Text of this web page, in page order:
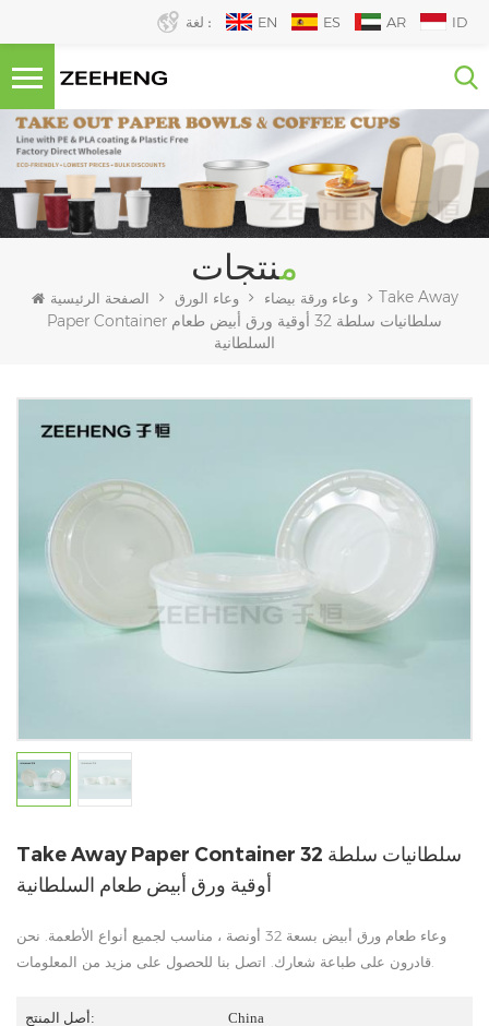
لغة : EN ES AR ID
منتجات
الصفحة الرئيسية وعاء الورق وعاء ورقة بيضاء
Take Away
Paper Container سلطانيات سلطة 32 أوقية ورق أبيض طعام
السلطانية
Take Away Paper Container سلطانيات سلطة 32
أوقية ورق أبيض طعام السلطانية
وعاء طعام ورق أبيض بسعة 32 أونصة ، مناسب لجميع أنواع الأطعمة. نحن
أصل المنتج: China